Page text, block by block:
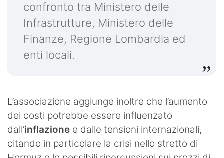
confronto tra Ministero delle
Infrastrutture, Ministero delle
Finanze, Regione Lombardia ed
enti locali.
L’associazione aggiunge inoltre che l’aumento
dei costi potrebbe essere influenzato
dall’inflazione e dalle tensioni internazionali,
citando in particolare la crisi nello stretto di